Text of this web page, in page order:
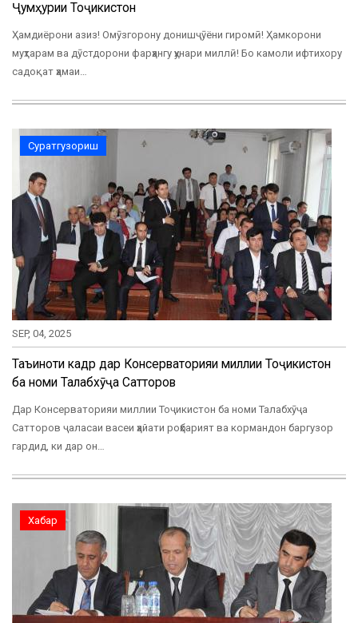
Ҷумҳурии Тоҷикистон
Ҳамдиёрони азиз! Омӯзгорону донишҷӯёни гиромӣ! Ҳамкорони
муҳтарам ва дӯстдорони фарҳангу ҳунари миллӣ! Бо камоли ифтихору
садоқат ҳамаи…
Суратгузориш
SEP, 04, 2025
Таъиноти кадрӣ дар Консерваторияи миллии Тоҷикистон
ба номи Талабхӯҷа Сатторов
Дар Консерваторияи миллии Тоҷикистон ба номи Талабхӯҷа
Сатторов ҷаласаи васеи ҳайати роҳбарият ва кормандон баргузор
гардид, ки дар он…
Хабар